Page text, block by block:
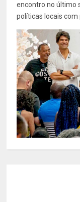
encontro no último
políticas locais com